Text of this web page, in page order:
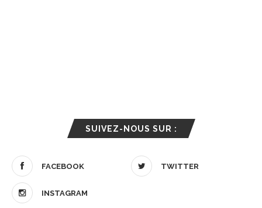
SUIVEZ-NOUS SUR :
FACEBOOK TWITTER
INSTAGRAM